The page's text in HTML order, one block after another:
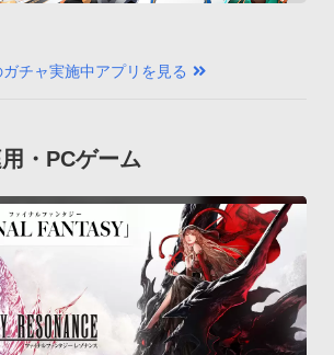
チャ実施中アプリを見る
・PCゲーム